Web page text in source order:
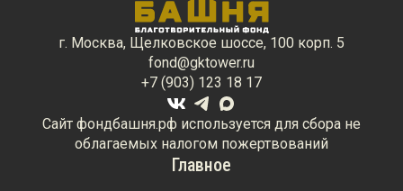
Главное
г. Москва, Щелковское шоссе, 100 корп. 5
fond@gktower.ru
+7 (903) 123 18 17
Сайт фондбашня.рф используется для сбора не
облагаемых налогом пожертвований